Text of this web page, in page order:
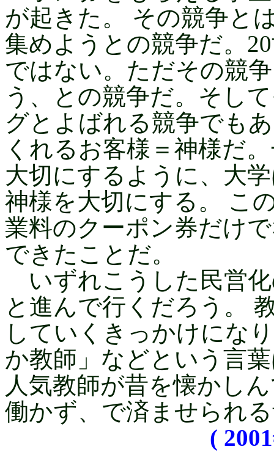
が起きた。 その競争と
集めようとの競争だ。
ではない。ただその競
う、との競争だ。そし
グとよばれる競争でも
くれるお客様＝神様だ
大切にするように、大
神様を大切にする。 こ
業料のクーポン券だけ
できたことだ。
いずれこうした民営
と進んで行くだろう。
していくきっかけにな
か教師」などという言
人気教師が昔を懐かし
働かず、で済ませられ
(